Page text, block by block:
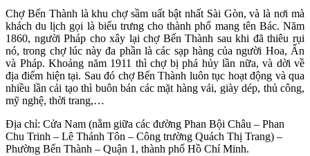
Chợ Bến Thành là khu chợ sầm uất bật nhất Sài Gòn, và là nơi mà
khách du lịch gọi là biểu trưng cho thành phố mang tên Bác. Năm
1860, người Pháp cho xây lại chợ Bến Thành sau khi đã thiêu rụi
nó, trong chợ lúc này đa phần là các sạp hàng của người Hoa, Ấn
và Pháp. Khoảng năm 1911 thì chợ bị phá hủy lần nữa, và dời về
địa điểm hiện tại. Sau đó chợ Bến Thành luôn tục hoạt động và qua
nhiều lần cải tạo thì buôn bán các mặt hàng vải, giày dép, thủ công,
mỹ nghệ, thời trang,…
Địa chỉ: Cửa Nam (nằm giữa các đường Phan Bội Châu – Phan
Chu Trinh – Lê Thánh Tôn – Công trường Quách Thị Trang) –
Phường Bến Thành – Quận 1, thành phố Hồ Chí Minh.